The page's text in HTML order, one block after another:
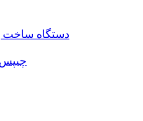
دستگاه ساخت